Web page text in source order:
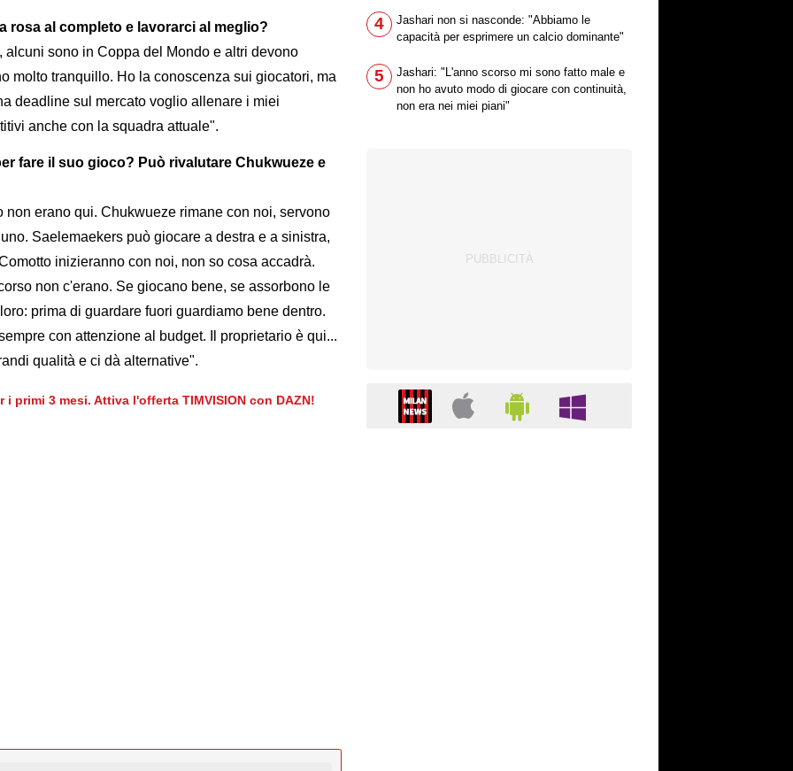
rosa al completo e lavorarci al meglio?
sono in Coppa del Mondo e altri devono
molto tranquillo. Ho la conoscenza sui giocatori, ma
deadline sul mercato voglio allenare i miei
anche con la squadra attuale".
fare il suo gioco? Può rivalutare Chukwueze e
erano qui. Chukwueze rimane con noi, servono
Saelemaekers può giocare a destra e a sinistra,
inizieranno con noi, non so cosa accadrà.
non c'erano. Se giocano bene, se assorbono le
prima di guardare fuori guardiamo bene dentro.
con attenzione al budget. Il proprietario è qui...
qualità e ci dà alternative".
i primi 3 mesi. Attiva l'offerta TIMVISION con DAZN!
4
Jashari non si nasconde: "Abbiamo le
capacità per esprimere un calcio dominante"
5
Jashari: "L'anno scorso mi sono fatto male e
non ho avuto modo di giocare con continuità,
non era nei miei piani"